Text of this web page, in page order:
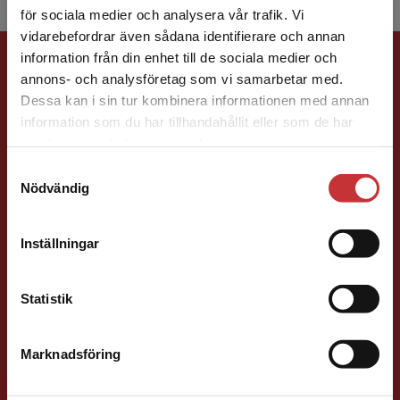
för sociala medier och analysera vår trafik. Vi
vidarebefordrar även sådana identifierare och annan
information från din enhet till de sociala medier och
annons- och analysföretag som vi samarbetar med.
Dessa kan i sin tur kombinera informationen med annan
information som du har tillhandahållit eller som de har
Nödvändig
Inställningar
Statistik
Marknadsföring
Begränsad fraktregion
Det verkar som att du besöker
studentlitteratur.se via en enhet utanför Sverige.
Vi erbjuder inte leveranser utanför Sverige. För
att kunna slutföra ett köp måste
Förlagskontakt